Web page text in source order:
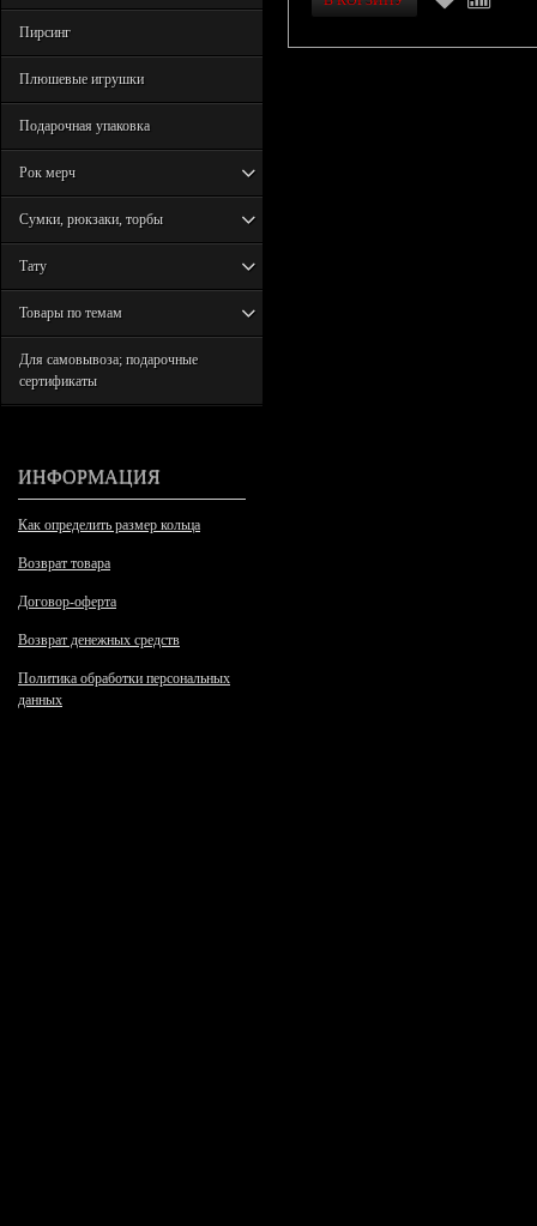
Пирсинг
Плюшевые игрушки
Подарочная упаковка
Рок мерч
Сумки, рюкзаки, торбы
Тату
Товары по темам
Для самовывоза; подарочные
сертификаты
ИНФОРМАЦИЯ
Как определить размер кольца
Возврат товара
Договор-оферта
Возврат денежных средств
Политика обработки персональных
данных